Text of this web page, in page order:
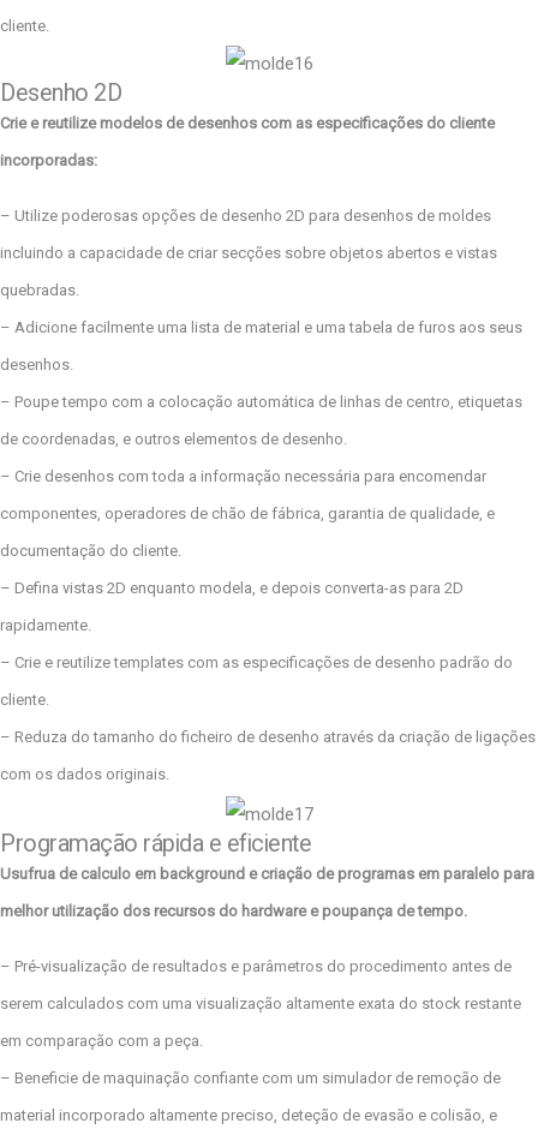
cliente.
Desenho 2D
Crie e reutilize modelos de desenhos com as especificações do cliente
incorporadas:
– Utilize poderosas opções de desenho 2D para desenhos de moldes
incluindo a capacidade de criar secções sobre objetos abertos e vistas
quebradas.
– Adicione facilmente uma lista de material e uma tabela de furos aos seus
desenhos.
– Poupe tempo com a colocação automática de linhas de centro, etiquetas
de coordenadas, e outros elementos de desenho.
– Crie desenhos com toda a informação necessária para encomendar
componentes, operadores de chão de fábrica, garantia de qualidade, e
documentação do cliente.
– Defina vistas 2D enquanto modela, e depois converta-as para 2D
rapidamente.
– Crie e reutilize templates com as especificações de desenho padrão do
cliente.
– Reduza do tamanho do ficheiro de desenho através da criação de ligações
com os dados originais.
Programação rápida e eficiente
Usufrua de calculo em background e criação de programas em paralelo para
melhor utilização dos recursos do hardware e poupança de tempo.
– Pré-visualização de resultados e parâmetros do procedimento antes de
serem calculados com uma visualização altamente exata do stock restante
em comparação com a peça.
– Beneficie de maquinação confiante com um simulador de remoção de
material incorporado altamente preciso, deteção de evasão e colisão, e